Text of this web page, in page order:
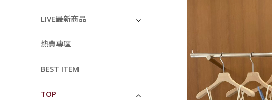
LIVE最新商品
熱賣專區
BEST ITEM
TOP